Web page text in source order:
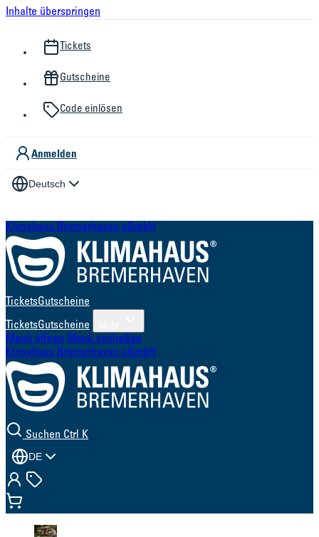
Inhalte überspringen
Tickets
Gutscheine
Code einlösen
Anmelden
Deutsch
Klimahaus Bremerhaven gGmbH
TicketsGutscheine
TicketsGutscheine
Menü öffnen Menü schließen
Klimahaus Bremerhaven gGmbH
Suchen Ctrl K
DE